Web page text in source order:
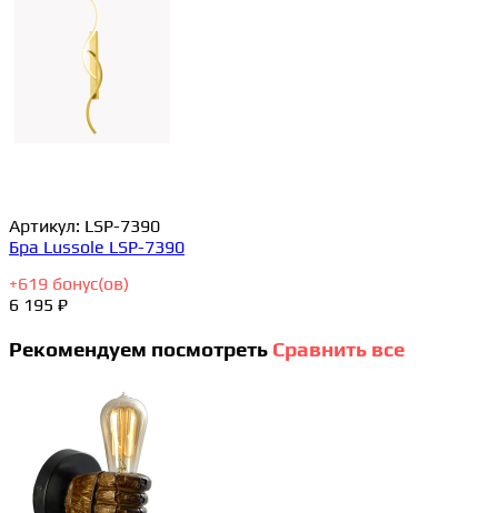
Артикул: LSP-7390
Бра Lussole LSP-7390
+619 бонус(ов)
6 195 ₽
Рекомендуем посмотреть Сравнить все